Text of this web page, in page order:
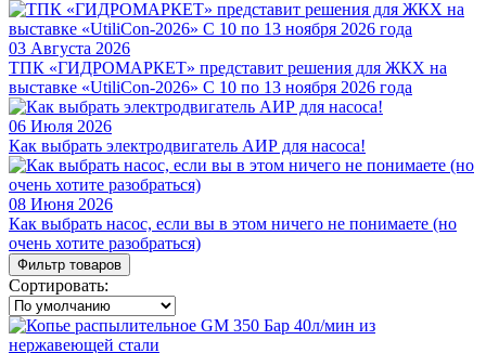
03 Августа 2026
ТПК «ГИДРОМАРКЕТ» представит решения для ЖКХ на
выставке «UtiliCon-2026» С 10 по 13 ноября 2026 года
06 Июля 2026
Как выбрать электродвигатель АИР для насоса!
08 Июня 2026
Как выбрать насос, если вы в этом ничего не понимаете (но
очень хотите разобраться)
Фильтр товаров
Сортировать: